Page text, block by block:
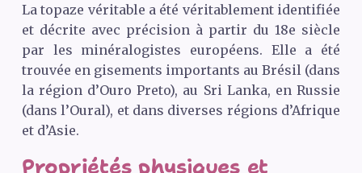
La topaze véritable a été véritablement identifiée
et décrite avec précision à partir du 18e siècle
par les minéralogistes européens. Elle a été
trouvée en gisements importants au Brésil (dans
la région d’Ouro Preto), au Sri Lanka, en Russie
(dans l’Oural), et dans diverses régions d’Afrique
et d’Asie.
Propriétés physiques et